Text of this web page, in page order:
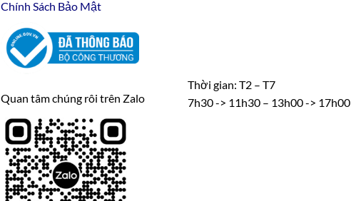
Chính Sách Bảo Mật
Quan tâm chúng rôi trên Zalo
Thời gian: T2 – T7
7h30 -> 11h30 – 13h00 -> 17h00